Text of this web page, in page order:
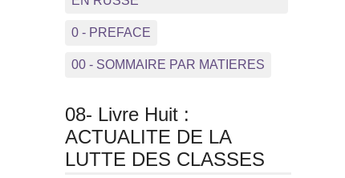
0 - PREFACE
00 - SOMMAIRE PAR MATIERES
08- Livre Huit :
ACTUALITE DE LA
LUTTE DES CLASSES